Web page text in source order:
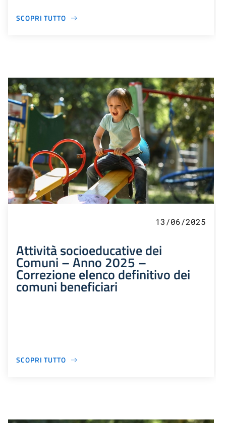
SCOPRI TUTTO
13/06/2025
Attività socioeducative dei
Comuni – Anno 2025 –
Correzione elenco definitivo dei
comuni beneficiari
SCOPRI TUTTO